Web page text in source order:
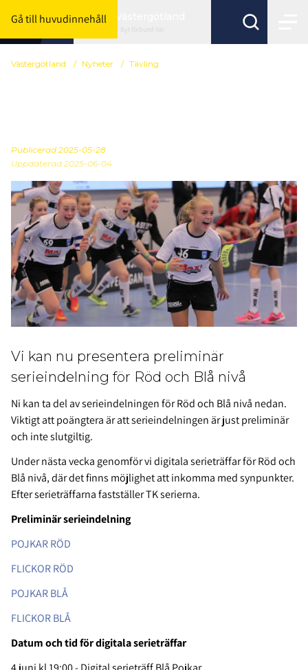
Gå till huvudinnehåll
Byt förbund här
Västergötland / Nyheter / Tävling
Publicerad 2025-05-28
Uppdaterad 2025-06-04
Vi kan nu presentera preliminär
serieindelning för Röd och Blå nivå
Ni kan ta del av serieindelningen för Röd och Blå nivå nedan.
Viktigt att poängtera är att serieindelningen är just preliminär
och inte slutgiltig.
Under nästa vecka genomför vi digitala serieträffar för Röd och
Blå nivå, där det finns möjlighet att inkomma med synpunkter.
Efter serieträffarna fastställer TK serierna.
Preliminär serieindelning
POJKAR RÖD
FLICKOR RÖD
POJKAR BLÅ
FLICKOR BLÅ
Datum och tid för digitala serieträffar